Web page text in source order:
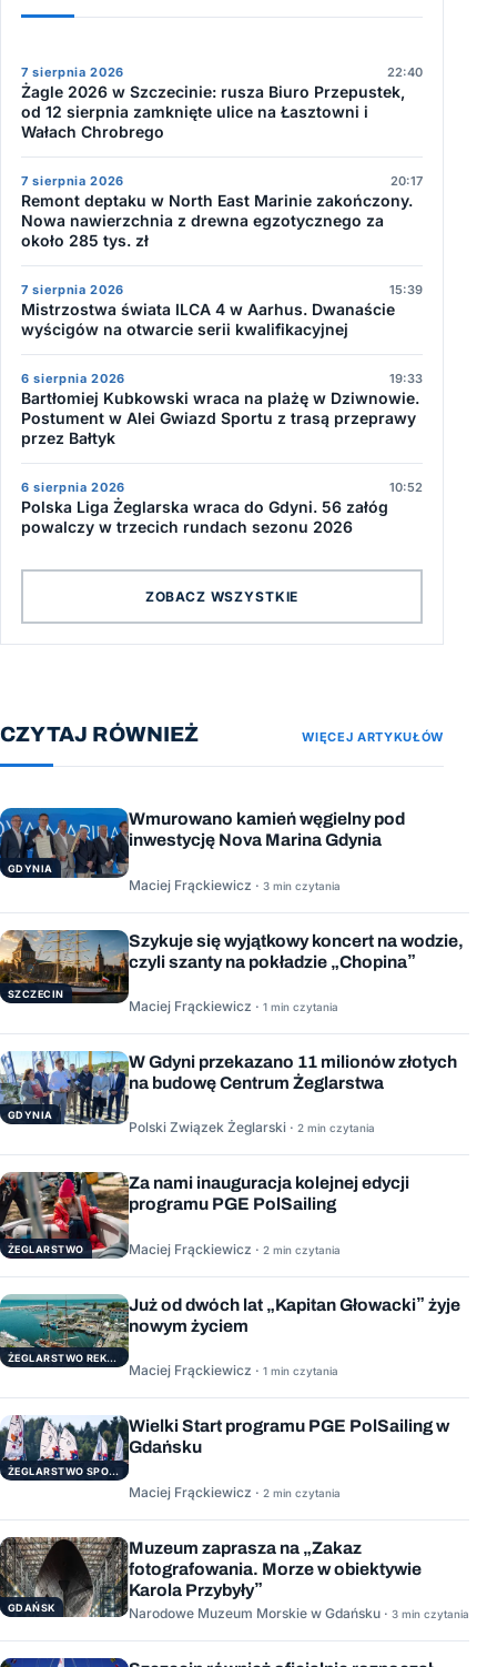
7 sierpnia 2026 22:40
Żagle 2026 w Szczecinie: rusza Biuro Przepustek,
od 12 sierpnia zamknięte ulice na Łasztowni i
Wałach Chrobrego
7 sierpnia 2026 20:17
Remont deptaku w North East Marinie zakończony.
Nowa nawierzchnia z drewna egzotycznego za
około 285 tys. zł
7 sierpnia 2026 15:39
Mistrzostwa świata ILCA 4 w Aarhus. Dwanaście
wyścigów na otwarcie serii kwalifikacyjnej
6 sierpnia 2026 19:33
Bartłomiej Kubkowski wraca na plażę w Dziwnowie.
Postument w Alei Gwiazd Sportu z trasą przeprawy
przez Bałtyk
6 sierpnia 2026 10:52
Polska Liga Żeglarska wraca do Gdyni. 56 załóg
powalczy w trzecich rundach sezonu 2026
ZOBACZ WSZYSTKIE
CZYTAJ RÓWNIEŻ WIĘCEJ ARTYKUŁÓW
GDYNIA
Wmurowano kamień węgielny pod
inwestycję Nova Marina Gdynia
Maciej Frąckiewicz · 3 min czytania
SZCZECIN
Szykuje się wyjątkowy koncert na wodzie,
czyli szanty na pokładzie „Chopina”
Maciej Frąckiewicz · 1 min czytania
GDYNIA
W Gdyni przekazano 11 milionów złotych
na budowę Centrum Żeglarstwa
Polski Związek Żeglarski · 2 min czytania
ŻEGLARSTWO
Za nami inauguracja kolejnej edycji
programu PGE PolSailing
Maciej Frąckiewicz · 2 min czytania
ŻEGLARSTWO REKERACYJNE
Już od dwóch lat „Kapitan Głowacki” żyje
nowym życiem
Maciej Frąckiewicz · 1 min czytania
ŻEGLARSTWO SPORTOWE
Wielki Start programu PGE PolSailing w
Gdańsku
Maciej Frąckiewicz · 2 min czytania
GDAŃSK
Muzeum zaprasza na „Zakaz
fotografowania. Morze w obiektywie
Karola Przybyły”
Narodowe Muzeum Morskie w Gdańsku · 3 min czytania